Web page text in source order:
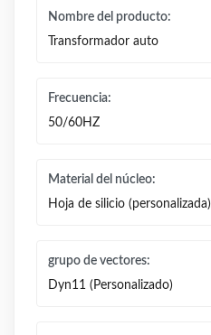
Nombre del producto:
Transformador auto
Frecuencia:
50/60HZ
Material del núcleo:
Hoja de silicio (personalizada)
grupo de vectores:
Dyn11 (Personalizado)